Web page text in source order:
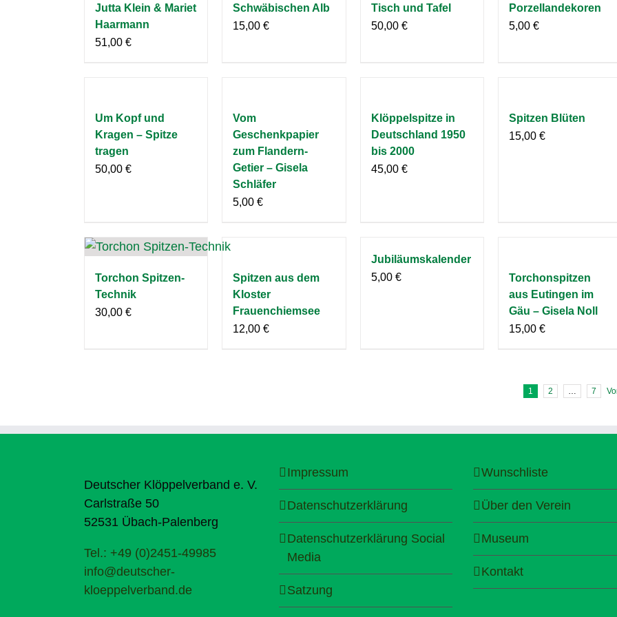
Jutta Klein & Mariet
Haarmann
51,00 €
Schwäbischen Alb
15,00€
Tisch und Tafel
50,00 €
Porzellandekoren
5,00 €
Um Kopf und
Kragen – Spitze
tragen
50,00 €
Vom
Geschenkpapier
zum Flandern-
Getier – Gisela
Schläfer
5,00€
Klöppelspitze in
Deutschland 1950
bis 2000
45,00 €
Spitzen Blüten
15,00 €
Torchon Spitzen-
Technik
30,00 €
Spitzen aus dem
Kloster
Frauenchiemsee
12,00€
Jubiläumskalender
5,00 €
Torchonspitzen
aus Eutingen im
Gäu – Gisela Noll
15,00 €
1 2 … 7
Deutscher Klöppelverband e. V.
Carlstraße 50
52531 Übach-Palenberg
Tel.: +49 (0)2451-49985
info@deutscher-
kloeppelverband.de
Impressum
Datenschutzerklärung
Datenschutzerklärung Social
Media
Satzung
Wunschliste
Über den Verein
Museum
Kontakt